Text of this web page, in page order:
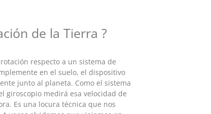
de la Tierra ?
respecto a un sistema de
en el suelo, el dispositivo
junto al planeta. Como el sistema
giroscopio medirá esa velocidad de
Es una locura técnica que nos